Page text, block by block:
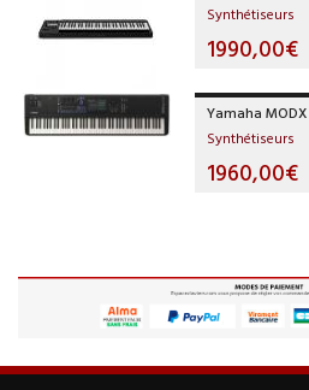
Synthétiseurs
1990,00€
Yamaha
Synthétiseurs
1960,00€